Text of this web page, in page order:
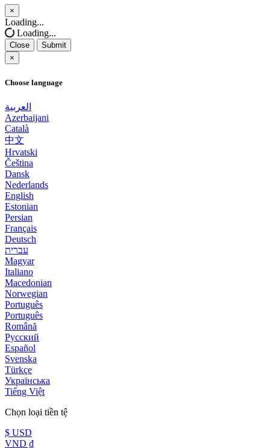
×
Close
Loading...
Loading...
Close
Submit
×
Choose language
العربية
Azerbaijani
Català
中文
Hrvatski
Čeština
Dansk
Nederlands
English
Estonian
Persian
Français
Deutsch
עברית
Magyar
Italiano
Macedonian
Norwegian
Português
Português
Română
Русский
Español
Svenska
Türkçe
Українська
Tiếng Việt
Chọn loại tiền tệ
$ USD
VND ₫